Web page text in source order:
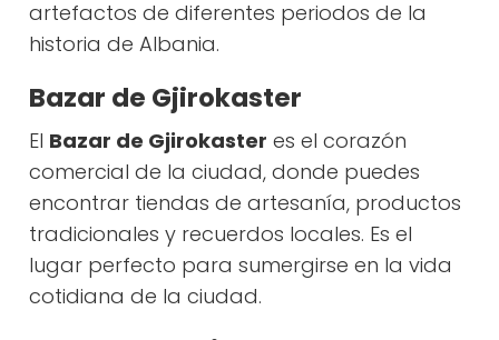
artefactos de diferentes periodos de la
historia de Albania.
Bazar de Gjirokaster
El Bazar de Gjirokaster es el corazón
comercial de la ciudad, donde puedes
encontrar tiendas de artesanía, productos
tradicionales y recuerdos locales. Es el
lugar perfecto para sumergirse en la vida
cotidiana de la ciudad.